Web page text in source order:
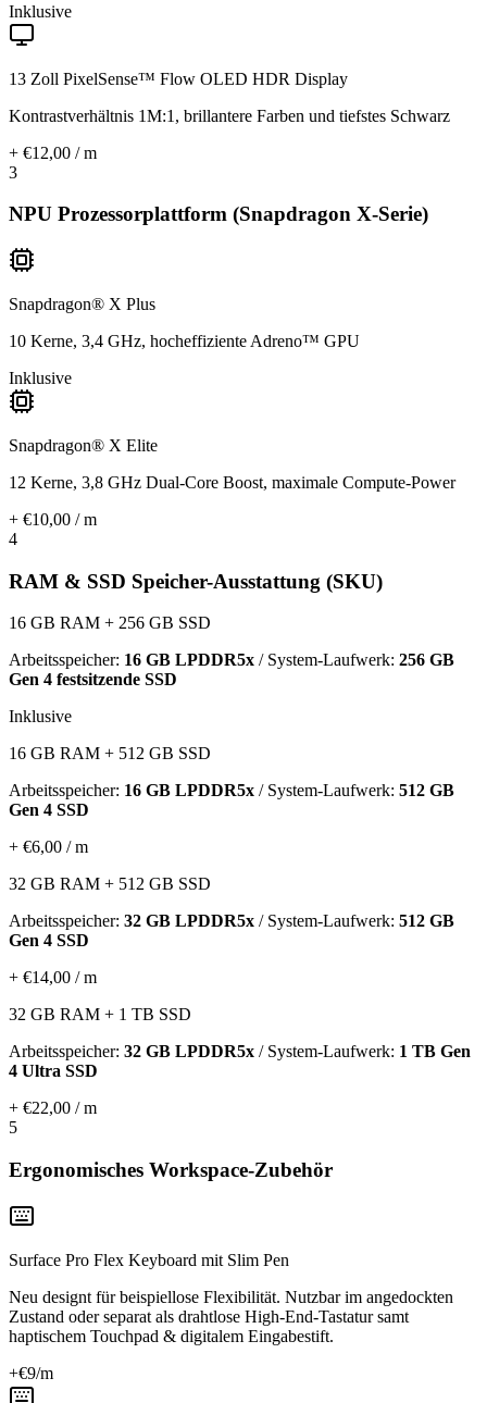
Inklusive
13 Zoll PixelSense™ Flow OLED HDR Display
Kontrastverhältnis 1M:1, brillantere Farben und tiefstes Schwarz
+ €12,00 / m
3
NPU Prozessorplattform (Snapdragon X-Serie)
Snapdragon® X Plus
10 Kerne, 3,4 GHz, hocheffiziente Adreno™ GPU
Inklusive
Snapdragon® X Elite
12 Kerne, 3,8 GHz Dual-Core Boost, maximale Compute-Power
+ €10,00 / m
4
RAM & SSD Speicher-Ausstattung (SKU)
16 GB RAM + 256 GB SSD
Arbeitsspeicher: 16 GB LPDDR5x / System-Laufwerk: 256 GB
Gen 4 festsitzende SSD
Inklusive
16 GB RAM + 512 GB SSD
Arbeitsspeicher: 16 GB LPDDR5x / System-Laufwerk: 512 GB
Gen 4 SSD
+ €6,00 / m
32 GB RAM + 512 GB SSD
Arbeitsspeicher: 32 GB LPDDR5x / System-Laufwerk: 512 GB
Gen 4 SSD
+ €14,00 / m
32 GB RAM + 1 TB SSD
Arbeitsspeicher: 32 GB LPDDR5x / System-Laufwerk: 1 TB Gen
4 Ultra SSD
+ €22,00 / m
5
Ergonomisches Workspace-Zubehör
Surface Pro Flex Keyboard mit Slim Pen
Neu designt für beispiellose Flexibilität. Nutzbar im angedockten
Zustand oder separat als drahtlose High-End-Tastatur samt
haptischem Touchpad & digitalem Eingabestift.
+€9/m